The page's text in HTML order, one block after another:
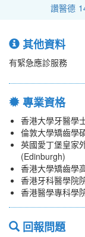
讚醫德
其他資料
有緊急應診服務
專業資格
香港大學牙醫學
倫敦大學矯齒學
英國愛丁堡皇家
(Edinburgh)
香港大學矯齒學
香港牙科醫學院
香港醫學專科學
回報問題